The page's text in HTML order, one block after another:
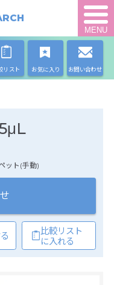
MENU
リスト お気に入り お問い合わせ
ット(手動)
比較リスト
に入れる